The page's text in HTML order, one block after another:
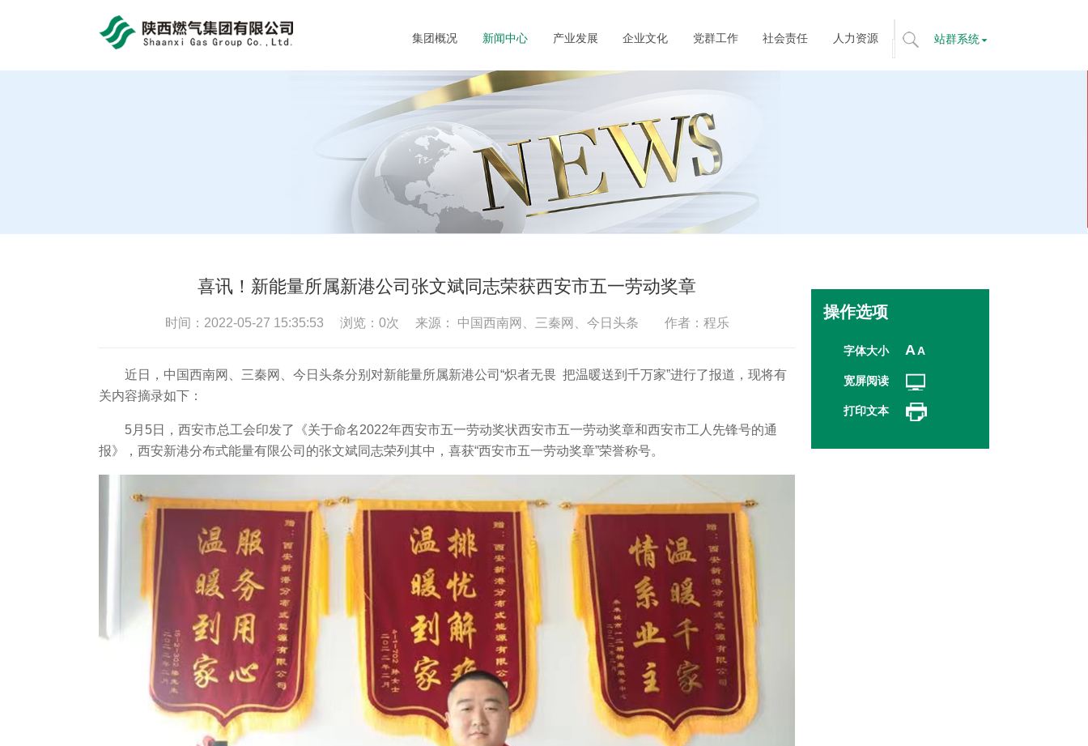
bob体育官方app
题
站群系统
集团概况 新闻中心 产业发展 企业文化 党群工作 社会责任 人力资源
喜讯！新能量所属新港公司张文斌同志荣获西安市五一劳动奖章
时间：2022-05-27 15:35:53 浏览： 0次 来源： 中国西南网、三秦网、今日头条 作者：程乐
近日，中国西南网、三秦网、今日头条分别对新能量所属新港公司“炽者无畏 把温暖送到千万家”进行了报道，现将有
关内容摘录如下：
5月5日，西安市总工会印发了《关于命名2022年西安市五一劳动奖状西安市五一劳动奖章和西安市工人先锋号的通
报》，西安新港分布式能量有限公司的张文斌同志荣列其中，喜获“西安市五一劳动奖章”荣誉称号。
操作选项
字体大小 AA
宽屏阅读
打印文本